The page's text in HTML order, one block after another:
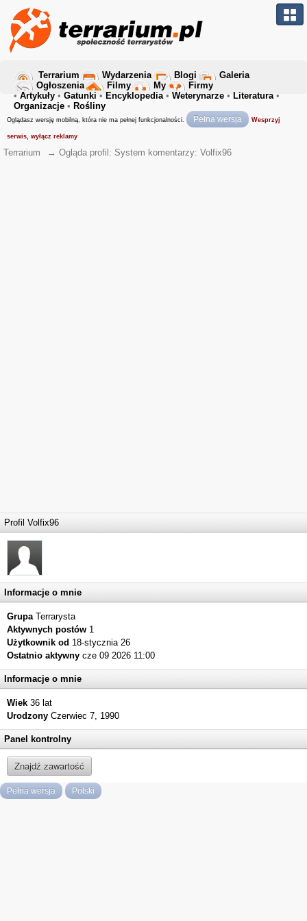
Terrarium Wydarzenia Blogi
Galeria
Ogłoszenia
Filmy My
Firmy
• Artykuły • Gatunki • Encyklopedia• Weterynarze • Literatura•
Organizacje • Rośliny
Oglądasz wersję mobilną, która nie ma pełnej funkcjonalności. Pełna wersja Wesprzyj
serwis, wyłącz reklamy
Terrarium → Ogląda profil: System komentarzy: Volfix96
Profil Volfix96
Informacje o mnie
GrupaTerrarysta
Aktywnych postów 1
Użytkownik od 18-stycznia 26
Ostatnio aktywny cze 09 2026 11:00
Informacje o mnie
Wiek 36 lat
Urodzony Czerwiec 7, 1990
Panel kontrolny
Znajdź zawartość
Pełna wersja Polski